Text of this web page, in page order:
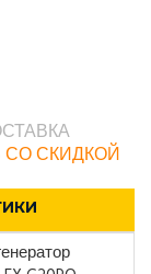
СО СКИДКОЙ